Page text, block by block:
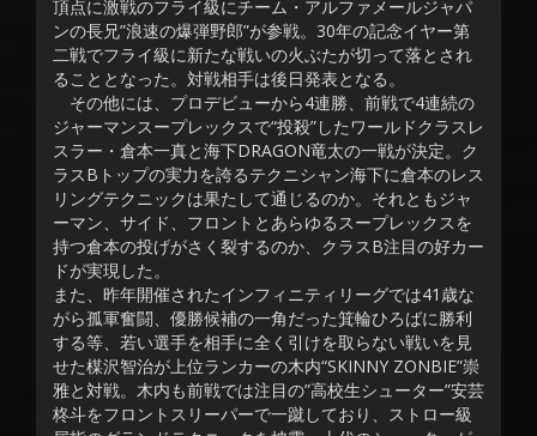
頂点に激戦のフライ級にチーム・アルファメールジャパ
ンの長兄”浪速の爆弾野郎”が参戦。30年の記念イヤー第
二戦でフライ級に新たな戦いの火ぶたが切って落とされ
ることとなった。対戦相手は後日発表となる。
その他には、プロデビューから4連勝、前戦で4連続の
ジャーマンスープレックスで“投殺”したワールドクラスレ
スラー・倉本一真と海下DRAGON竜太の一戦が決定。ク
ラスBトップの実力を誇るテクニシャン海下に倉本のレス
リングテクニックは果たして通じるのか。それともジャ
ーマン、サイド、フロントとあらゆるスープレックスを
持つ倉本の投げがさく裂するのか、クラスB注目の好カー
ドが実現した。
また、昨年開催されたインフィニティリーグでは41歳な
がら孤軍奮闘、優勝候補の一角だった箕輪ひろばに勝利
する等、若い選手を相手に全く引けを取らない戦いを見
せた楳沢智治が上位ランカーの木内“SKINNY ZONBIE”崇
雅と対戦。木内も前戦では注目の”高校生シューター”安芸
柊斗をフロントスリーパーで一蹴しており、ストロー級